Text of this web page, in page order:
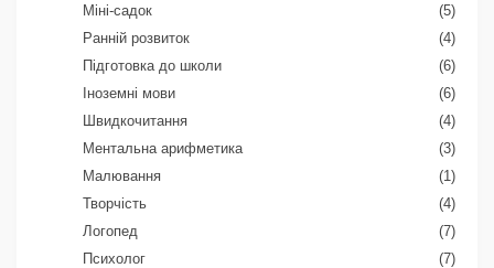
Міні-садок
(5)
Ранній розвиток
(4)
Підготовка до школи
(6)
Іноземні мови
(6)
Швидкочитання
(4)
Ментальна арифметика
(3)
Малювання
(1)
Творчість
(4)
Логопед
(7)
Психолог
(7)